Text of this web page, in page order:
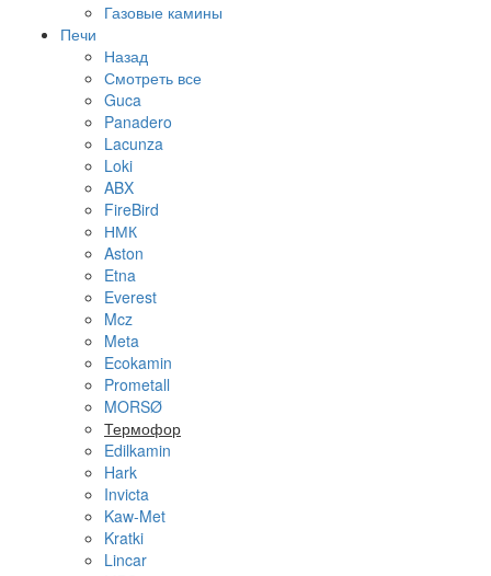
Газовые камины
Печи
Назад
Смотреть все
Guca
Panadero
Lacunza
Loki
ABX
FireBird
НМК
Aston
Etna
Everest
Mcz
Meta
Ecokamin
Prometall
MORSØ
Термофор
Edilkamin
Hark
Invicta
Kaw-Met
Kratki
Lincar